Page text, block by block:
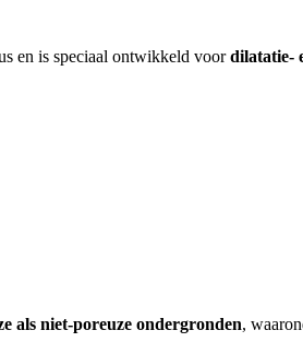
en is speciaal ontwikkeld voordilatatie-
als niet-poreuze ondergronden,